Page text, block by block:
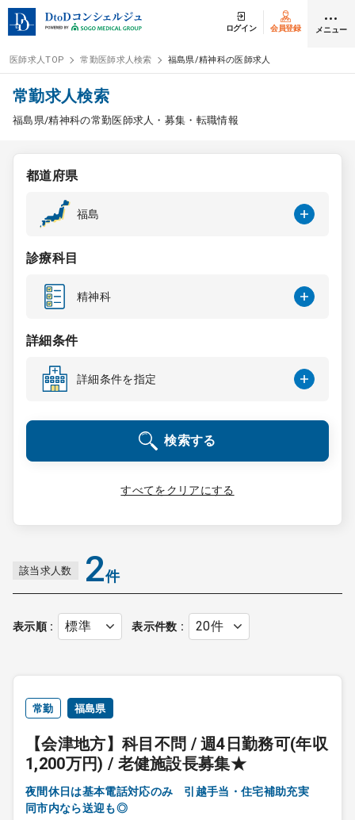
ログイン 会員登録 メニュー
ログイン
医師求人
常勤検索
スポット検索
DtoDの転職・
コンサルタント
成功事例
転職ノウハウ
受付時間 9:00 ～ 18:00（平日）
0120-337-613
クリニック開業
採用をお考えの医療機関の方
医師求人TOP 常勤医師求人検索 福島県/精神科の医師求人
常勤求人検索
福島県/精神科の常勤医師求人・募集・転職情報
都道府県
福島
診療科目
精神科
詳細条件
詳細条件を指定
検索する
すべてをクリアにする
該当求人数 2件
表示順 表示件数
常勤 福島県
【会津地方】科目不問 / 週4日勤務可(年収
1,200万円) / 老健施設長募集★
夜間休日は基本電話対応のみ 引越手当・住宅補助充実
同市内なら送迎も◎